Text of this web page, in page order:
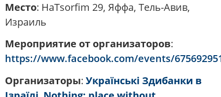
Место: HaTsorfim 29, Яффа, Тель-Авив,
Израиль
Мероприятие от организаторов:
https://www.facebook.com/events/
Организаторы: Українські Здибанки в